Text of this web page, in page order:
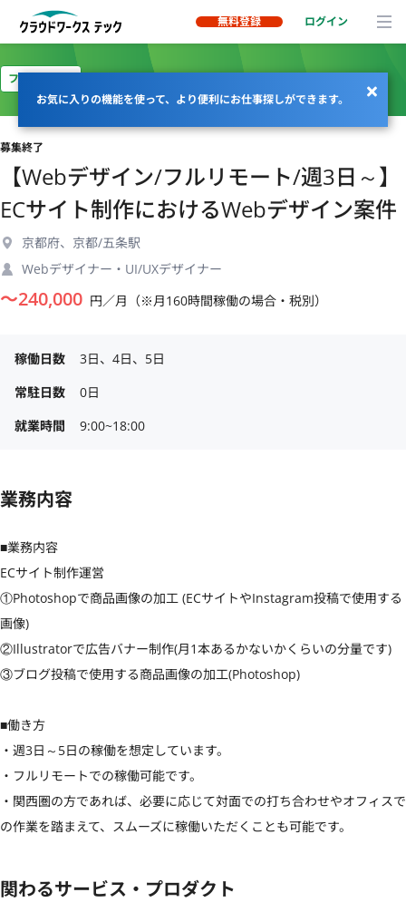
無料登録 ログイン
お気に入りの機能を使って、より便利にお仕事探しができます。
フルリモート
募集終了
【Webデザイン/フルリモート/週3日～】
ECサイト制作におけるWebデザイン案件
京都府、京都/五条駅
Webデザイナー・UI/UXデザイナー
〜240,000 円／月（※月160時間稼働の場合・税別）
稼働日数
3日、4日、5日
常駐日数
0日
就業時間
9:00~18:00
業務内容
■業務内容
ECサイト制作運営
①Photoshopで商品画像の加工 (ECサイトやInstagram投稿で使用する
画像)
②Illustratorで広告バナー制作(月1本あるかないかくらいの分量です)
③ブログ投稿で使用する商品画像の加工(Photoshop)
■働き方
・週3日～5日の稼働を想定しています。
・フルリモートでの稼働可能です。
・関西圏の方であれば、必要に応じて対面での打ち合わせやオフィスで
の作業を踏まえて、スムーズに稼働いただくことも可能です。
関わるサービス・プロダクト